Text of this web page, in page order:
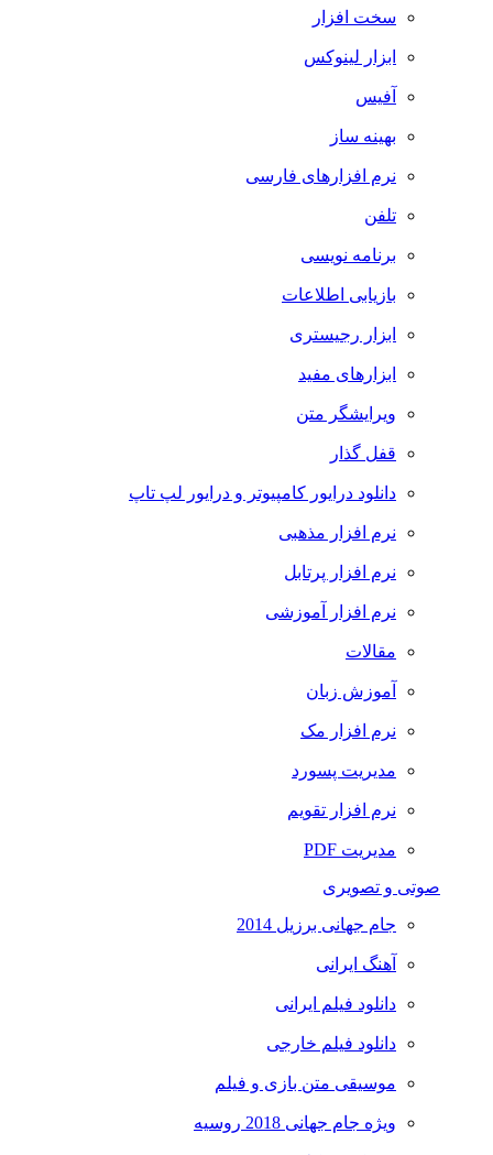
سخت افزار
ابزار لینوکس
آفیس
بهینه ساز
نرم افزارهای فارسی
تلفن
برنامه نویسی
بازیابی اطلاعات
ابزار رجیستری
ابزارهای مفید
ویرایشگر متن
قفل گذار
دانلود درایور کامپیوتر و درایور لپ تاپ
نرم افزار مذهبی
نرم افزار پرتابل
نرم افزار آموزشی
مقالات
آموزش زبان
نرم افزار مک
مدیریت پسورد
نرم افزار تقویم
مدیریت PDF
صوتی و تصویری
جام جهانی برزیل 2014
آهنگ ایرانی
دانلود فیلم ایرانی
دانلود فیلم خارجی
موسیقی متن بازی و فیلم
ویژه جام جهانی 2018 روسیه